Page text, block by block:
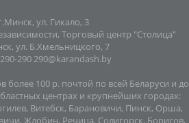
ул. Гикало, 3
Торговый центр "Столица"
ул. Б.Хмельницкого, 7
290 290@karandash.by
более 100 р. почтой по всей Беларуси и до
центрах и крупнейших городах:
Витебск, Барановичи, Пинск, Орша,
Жлобин, Речица, Солигорск, Борисов,